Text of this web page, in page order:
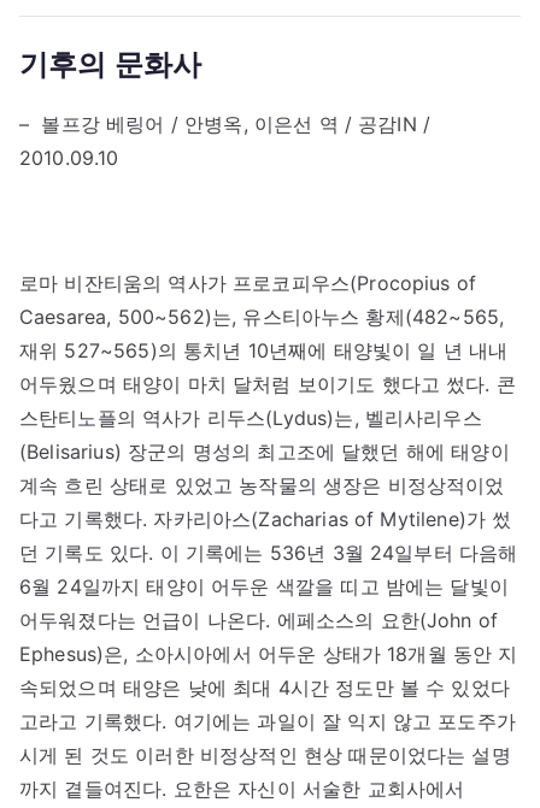
기후의 문화사
– 볼프강 베링어 / 안병옥, 이은선 역 / 공감IN /
2010.09.10
로마 비잔티움의 역사가 프로코피우스(Procopius of
Caesarea, 500~562)는, 유스티아누스 황제(482~565,
재위 527~565)의 통치년 10년째에 태양빛이 일 년 내내
어두웠으며 태양이 마치 달처럼 보이기도 했다고 썼다. 콘
스탄티노플의 역사가 리두스(Lydus)는, 벨리사리우스
(Belisarius) 장군의 명성의 최고조에 달했던 해에 태양이
계속 흐린 상태로 있었고 농작물의 생장은 비정상적이었
다고 기록했다. 자카리아스(Zacharias of Mytilene)가 썼
던 기록도 있다. 이 기록에는 536년 3월 24일부터 다음해
6월 24일까지 태양이 어두운 색깔을 띠고 밤에는 달빛이
어두워졌다는 언급이 나온다. 에페소스의 요한(John of
Ephesus)은, 소아시아에서 어두운 상태가 18개월 동안 지
속되었으며 태양은 낮에 최대 4시간 정도만 볼 수 있었다
고라고 기록했다. 여기에는 과일이 잘 익지 않고 포도주가
시게 된 것도 이러한 비정상적인 현상 때문이었다는 설명
까지 곁들여진다. 요한은 자신이 서술한 교회사에서